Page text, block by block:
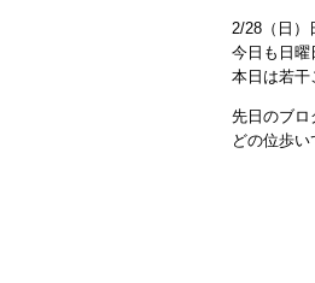
2/28（日）
今日も日曜
本日は若干
先日のブロ
どの位歩